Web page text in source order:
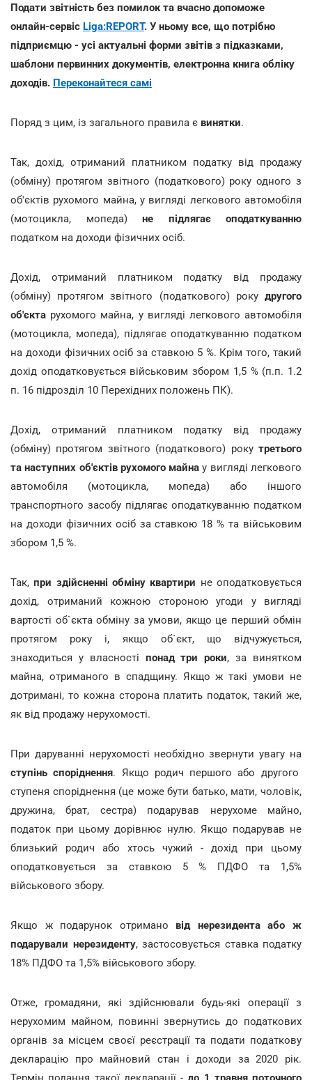
Подати звітність без помилок та вчасно допоможе
онлайн-сервіс Liga:REPORT. У ньому все, що потрібно
підприємцю - усі актуальні форми звітів з підказками,
шаблони первинних документів, електронна книга обліку
доходів. Переконайтеся самі
Поряд з цим, із загального правила є винятки.
Так, дохід, отриманий платником податку від продажу
(обміну) протягом звітного (податкового) року одного з
об'єктів рухомого майна, у вигляді легкового автомобіля
(мотоцикла, мопеда) не підлягає оподаткуванню
податком на доходи фізичних осіб.
Дохід, отриманий платником податку від продажу
(обміну) протягом звітного (податкового) року другого
об'єкта рухомого майна, у вигляді легкового автомобіля
(мотоцикла, мопеда), підлягає оподаткуванню податком
на доходи фізичних осіб за ставкою 5 %. Крім того, такий
дохід оподатковується військовим збором 1,5 % (п.п. 1.2
п. 16 підрозділ 10 Перехідних положень ПК).
Дохід, отриманий платником податку від продажу
(обміну) протягом звітного (податкового) року третього
та наступних об'єктів рухомого майна у вигляді легкового
автомобіля (мотоцикла, мопеда) або іншого
транспортного засобу підлягає оподаткуванню податком
на доходи фізичних осіб за ставкою 18 % та військовим
збором 1,5 %.
Так,при здійсненні обміну квартири не оподатковується
дохід, отриманий кожною стороною угоди у вигляді
вартості об`єкта обміну за умови, якщо це перший обмін
протягом року і, якщо об`єкт, що відчужується,
знаходиться у власності понад три роки, за винятком
майна, отриманого в спадщину. Якщо ж такі умови не
дотримані, то кожна сторона платить податок, такий же,
як від продажу нерухомості.
При даруванні нерухомості необхідно звернути увагу на
ступінь споріднення. Якщо родич першого або другого
ступеня споріднення (це може бути батько, мати, чоловік,
дружина, брат, сестра) подарував нерухоме майно,
податок при цьому дорівнює нулю. Якщо подарував не
близький родич або хтось чужий - дохід при цьому
оподатковується за ставкою 5 % ПДФО та 1,5%
військового збору.
Якщо ж подарунок отримано від нерезидента або ж
подарували нерезиденту, застосовується ставка податку
18% ПДФО та 1,5% військового збору.
Отже, громадяни, які здійснювали будь-які операції з
нерухомим майном, повинні звернутись до податкових
органів за місцем своєї реєстрації та подати податкову
декларацію про майновий стан і доходи за 2020 рік.